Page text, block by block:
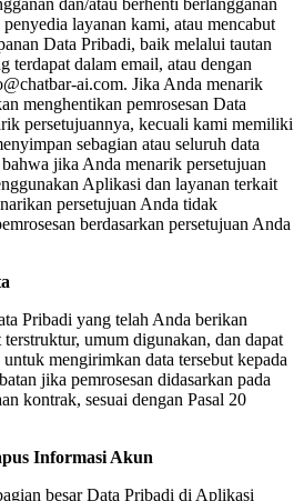
dan/atau berhenti berlangganan
layanan kami, atau mencabut
Data Pribadi, baik melalui tautan
terdapat dalam email, atau dengan
ai.com. Jika Anda menarik
menghentikan pemrosesan Data
persetujuannya, kecuali kami memiliki
sebagian atau seluruh data
jika Anda menarik persetujuan
Aplikasi dan layanan terkait
persetujuan Anda tidak
berdasarkan persetujuan Anda
Pribadi yang telah Anda berikan
umum digunakan, dan dapat
mengirimkan data tersebut kepada
jika pemrosesan didasarkan pada
kontrak, sesuai dengan Pasal 20
Informasi Akun
besar Data Pribadi di Aplikasi